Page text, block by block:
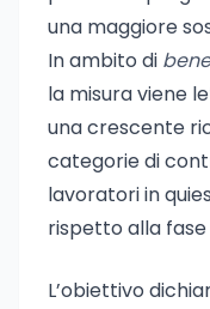
una maggiore
In ambito di
la misura viene
una crescente
categorie di
lavoratori in
rispetto alla
L’obiettivo